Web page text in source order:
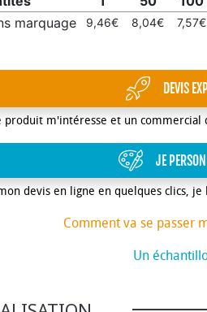
marquage
9,46€ 8,04€ 7,57€
DEVIS
produit m'intéresse et un commercial
JE
devis en ligne en quelques clics,
Comment va se passer
Un